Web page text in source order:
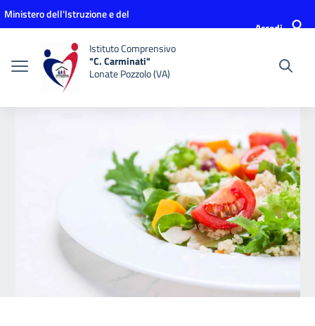
Vai ai contenuti
Vai al menu di navigazione
Vai al footer
Ministero dell'Istruzione e del
Accedi
Istituto Comprensivo
"C. Carminati"
Lonate Pozzolo (VA)